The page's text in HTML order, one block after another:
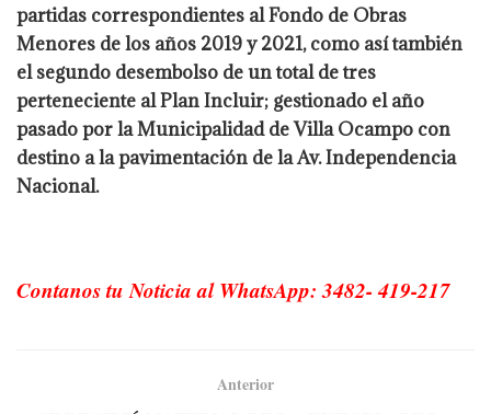
partidas correspondientes al Fondo de Obras
Menores de los años 2019 y 2021, como así también
el segundo desembolso de un total de tres
perteneciente al Plan Incluir; gestionado el año
pasado por la Municipalidad de Villa Ocampo con
destino a la pavimentación de la Av. Independencia
Nacional.
Contanos tu Noticia al WhatsApp: 3482- 419-217
Anterior